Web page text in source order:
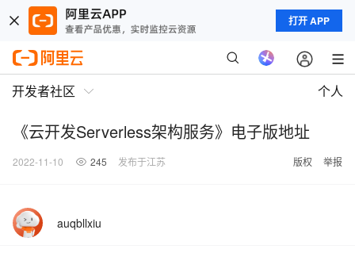
打开 APP
开发者社区 个人
《云开发Serverless架构服务》电子版地址
2022-11-10 245 发布于江苏 版权 举报
auqbllxiu